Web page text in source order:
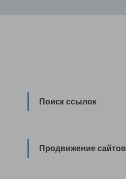
Поиск ссылок
Продвижение сайтов